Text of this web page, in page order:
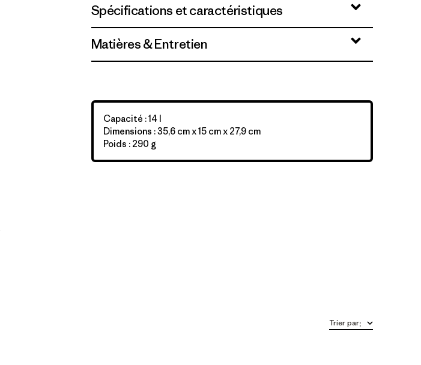
Spécifications et caractéristiques
Matières & Entretien
Capacité : 14 l
Dimensions : 35,6 cm x 15 cm x 27,9 cm
Poids : 290 g
Trier par: